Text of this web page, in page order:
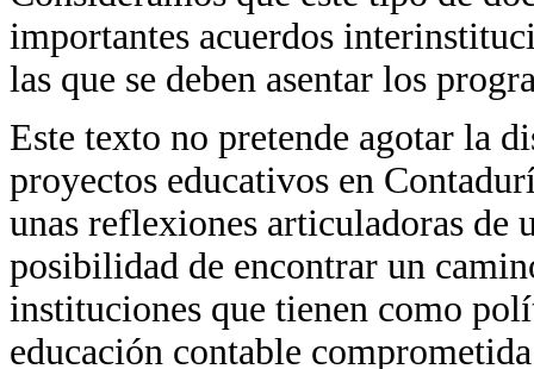
importantes acuerdos
las que se deben asentar los
Este texto no pretende agotar la
proyectos educativos en
unas reflexiones articuladoras de
posibilidad de encontrar un
instituciones que tienen como
educación contable